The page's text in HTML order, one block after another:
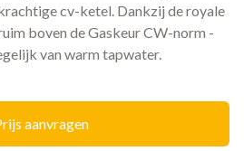
cv-ketel. Dankzij de royale
boven de Gaskeur CW-norm -
van warm tapwater.
aanvragen